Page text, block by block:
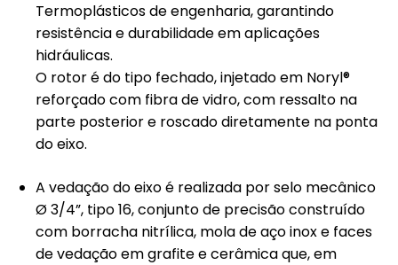
Termoplásticos de engenharia, garantindo
resistência e durabilidade em aplicações
hidráulicas.
O rotor é do tipo fechado, injetado em Noryl®
reforçado com fibra de vidro, com ressalto na
parte posterior e roscado diretamente na ponta
do eixo.
A vedação do eixo é realizada por selo mecânico
Ø 3/4”, tipo 16, conjunto de precisão construído
com borracha nitrílica, mola de aço inox e faces
de vedação em grafite e cerâmica que, em